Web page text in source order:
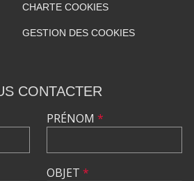
CHARTE COOKIES
GESTION DES COOKIES
CONTACTER
PRÉNOM *
OBJET *